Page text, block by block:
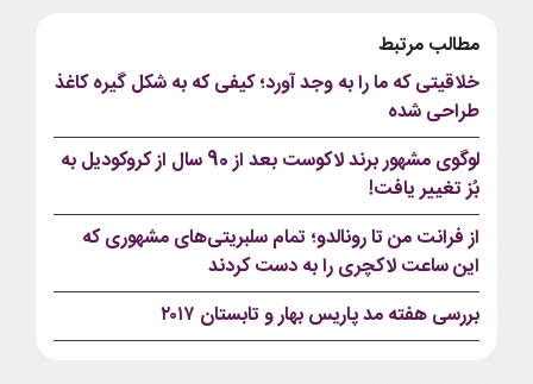
مطالب مرتبط
خلاقیتی که ما را به وجد آورد؛ کیفی که به شکل گیره کاغذ
طراحی شده
لوگوی مشهور برند لاکوست بعد از 90 سال از کروکودیل به
بُز تغییر یافت!
از فرانت من تا رونالدو؛ تمام سلبریتی‌های مشهوری که
این ساعت لاکچری را به دست کردند
بررسی هفته مد پاریس بهار و تابستان ۲۰۱۷